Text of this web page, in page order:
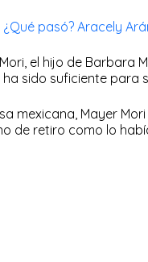
¿Qué pasó? Aracely
el hijo de Barbara
sido suficiente para
mexicana, Mayer
de retiro como lo